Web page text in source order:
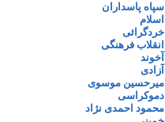
سپاه پاسداران
اسلام
خردگرائی
انقلاب فرهنگی
آخوند
آزادی
میرحسین موسوی
دموکراسی
محمود احمدی نژاد